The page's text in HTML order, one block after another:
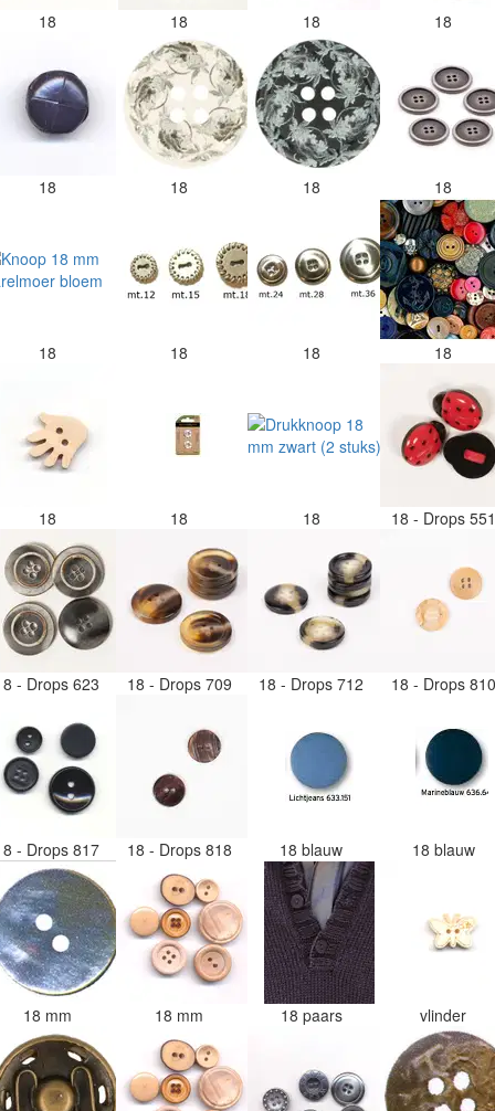
18 18 18 18
18 18 18 18
18 18 18 18
18 18 18 18 - Drops
- Drops 623 18 - Drops 709 18 - Drops 712 18 - Drops
- Drops 817 18 - Drops 818 18 blauw 18 blauw
18 mm 18 mm 18 paars vlinder